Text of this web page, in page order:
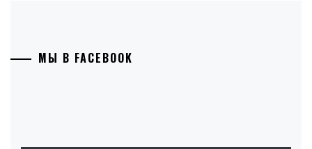
МЫ В FACEBOOK